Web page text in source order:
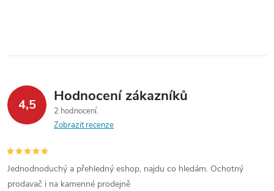
4,5 Hodnocení zákazníků
2 hodnocení
Zobrazit recenze
Jednodnoduchý a přehledný eshop, najdu co hledám. Ochotný
prodavač i na kamenné prodejně